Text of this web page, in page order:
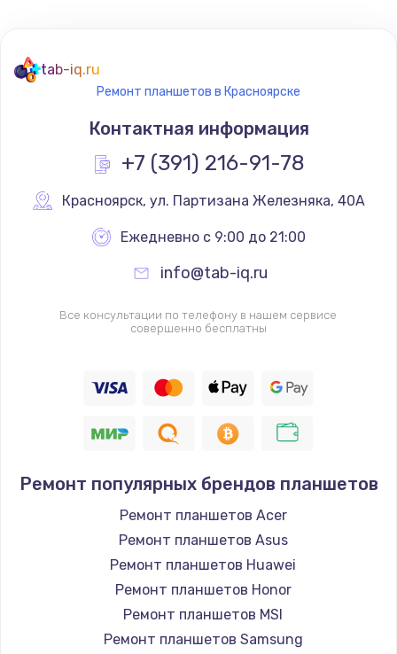
tab-iq.ru
Ремонт планшетов в Красноярске
Контактная информация
+7 (391) 216-91-78
Красноярск, ул. Партизана Железняка, 40А
Ежедневно с 9:00 до 21:00
info@tab-iq.ru
Все консультации по телефону в нашем сервисе
совершенно бесплатны
Ремонт популярных брендов планшетов
Ремонт планшетов Acer
Ремонт планшетов Asus
Ремонт планшетов Huawei
Ремонт планшетов Honor
Ремонт планшетов MSI
Ремонт планшетов Samsung